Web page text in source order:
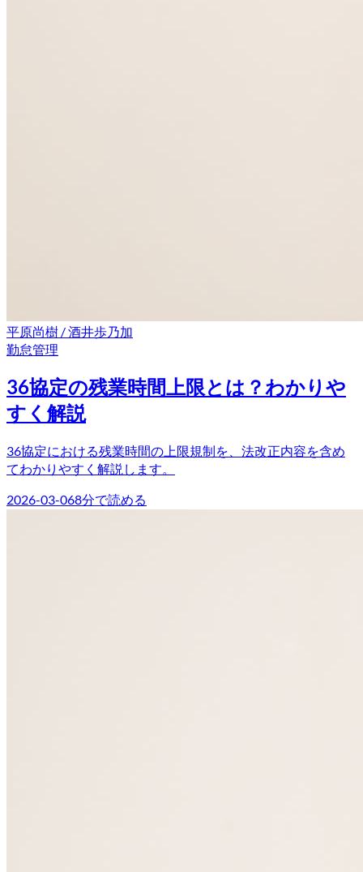
平原尚樹 / 酒井歩乃加
勤怠管理
36協定の残業時間上限とは？わかりや
すく解説
36協定における残業時間の上限規制を、法改正内容を含め
てわかりやすく解説します。
2026-03-068分で読める